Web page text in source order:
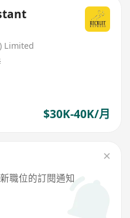
Limited
$30K-40K/月
職位的訂閱通知